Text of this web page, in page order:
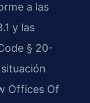
a las
y las
§ 20-
Offices Of